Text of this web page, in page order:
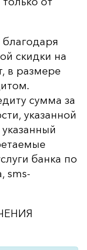
благодаря
скидки на
в размере
сумма за
указанной
банка по
sms-